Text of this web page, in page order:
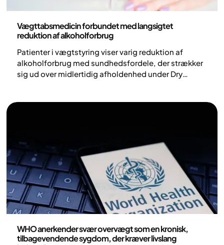
Vægttabsmedicin forbundet med langsigtet
reduktion af alkoholforbrug
Patienter i vægtstyring viser varig reduktion af
alkoholforbrug med sundhedsfordele, der strækker
sig ud over midlertidig afholdenhed under Dry
WHO anerkender svær overvægt som en kronisk,
tilbagevendende sygdom, der kræver livslang